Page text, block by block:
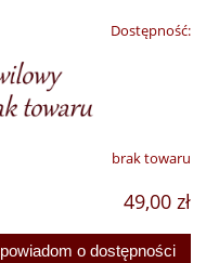
Dostępność:
brak towaru
49,00 zł
powiadom o dostępności